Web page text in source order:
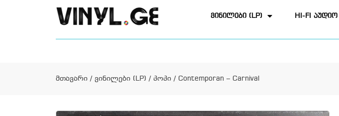
ვინილები (LP) HI-FI აუდიო
მთავარი / ვინილები (LP) / პოპი / Contemporan – Carnival